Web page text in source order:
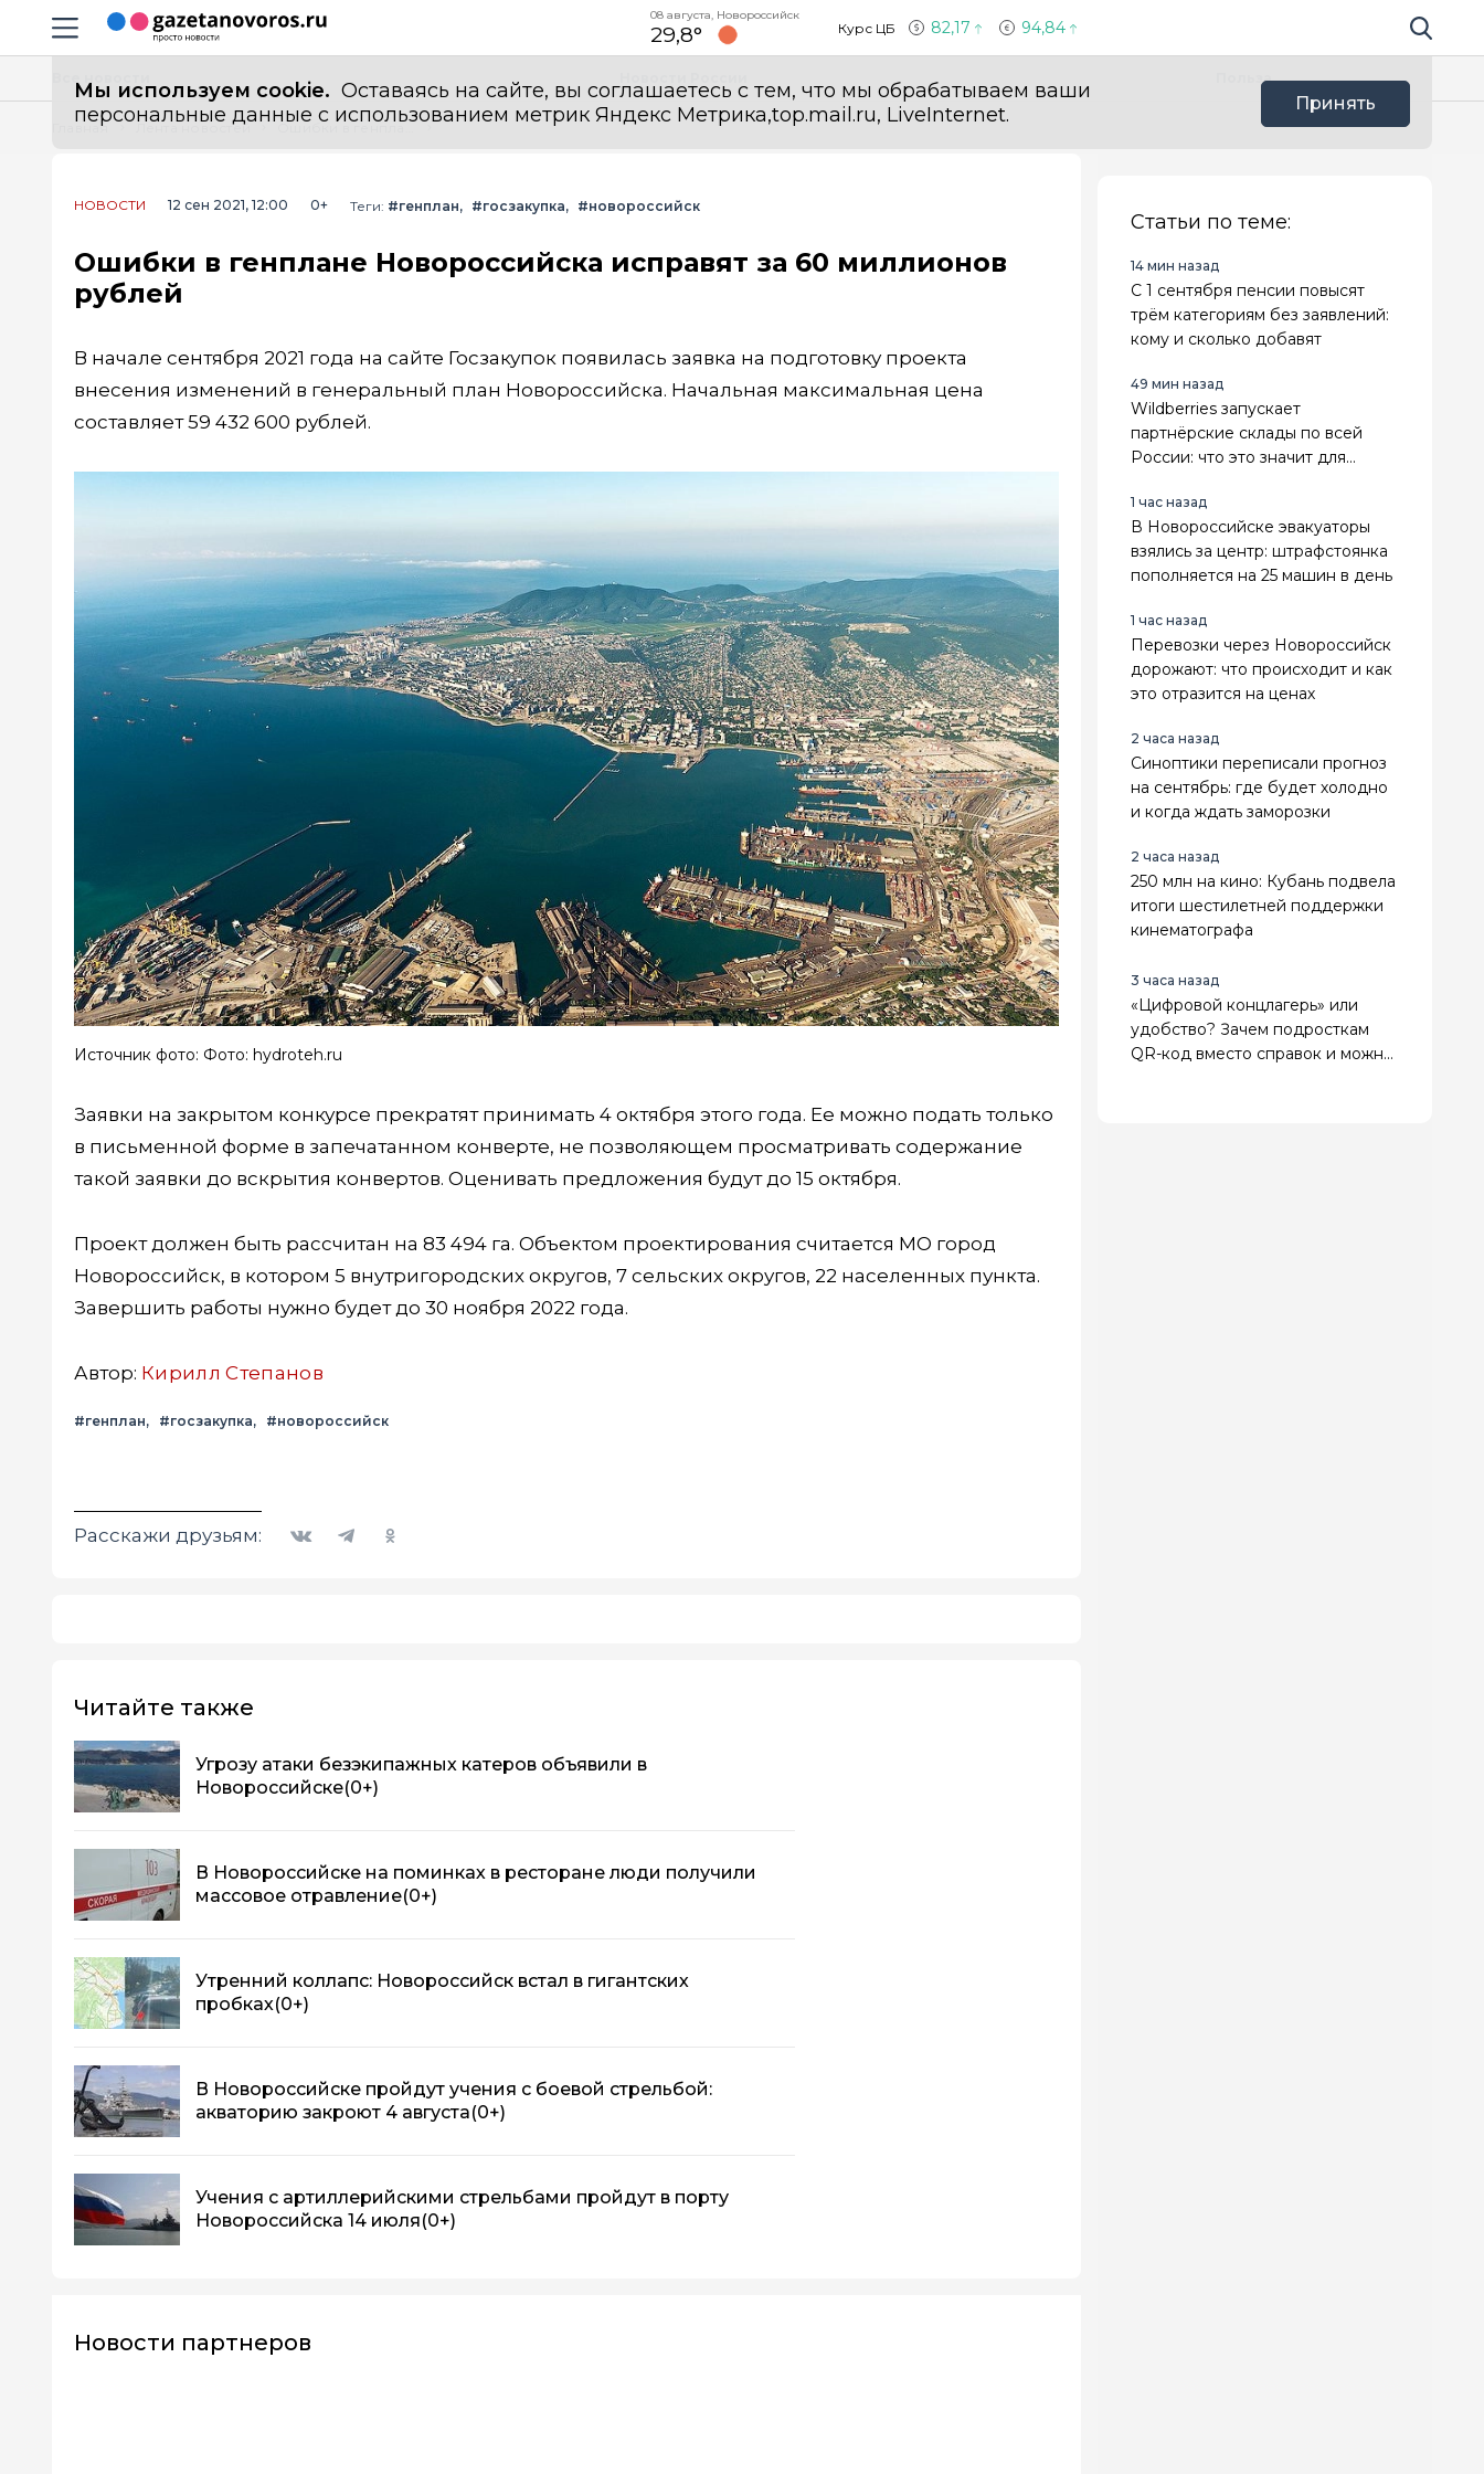
Навигация сайта
08 августа, Новороссийск
29,8° Курс ЦБ 82,17 94,84 Поиск по
Мы используем cookie. Оставаясь на сайте, вы соглашаетесь с тем, что мы обрабатываем ваши
персональные данные с использованием метрик Яндекс Метрика,top.mail.ru, LiveInternet.
Принять
Польза
Главная Лента новостей Ошибки в генплане Новороссийска исправят за 60 миллионов рублей
НОВОСТИ 12 сен 2021, 12:00 0+ Теги: #генплан #госзакупка #новороссийск
Ошибки в генплане Новороссийска исправят за 60 миллионов
рублей
В начале сентября 2021 года на сайте Госзакупок появилась заявка на подготовку проекта
внесения изменений в генеральный план Новороссийска. Начальная максимальная цена
составляет 59 432 600 рублей.
Источник фото: Фото: hydroteh.ru
Заявки на закрытом конкурсе прекратят принимать 4 октября этого года. Ее можно подать только
в письменной форме в запечатанном конверте, не позволяющем просматривать содержание
такой заявки до вскрытия конвертов. Оценивать предложения будут до 15 октября.
Проект должен быть рассчитан на 83 494 га. Объектом проектирования считается МО город
Новороссийск, в котором 5 внутригородских округов, 7 сельских округов, 22 населенных пункта.
Завершить работы нужно будет до 30 ноября 2022 года.
Автор: Кирилл Степанов
#генплан #госзакупка #новороссийск
Расскажи друзьям:
Читайте также
Угрозу атаки безэкипажных катеров объявили в
Новороссийске(0+)
В Новороссийске на поминках в ресторане люди получили
массовое отравление(0+)
Утренний коллапс: Новороссийск встал в гигантских
пробках(0+)
В Новороссийске пройдут учения с боевой стрельбой:
акваторию закроют 4 августа(0+)
Учения с артиллерийскими стрельбами пройдут в порту
Новороссийска 14 июля(0+)
Новости партнеров
Статьи по теме:
14 мин назад
С 1 сентября пенсии повысят
трём категориям без заявлений:
кому и сколько добавят
49 мин назад
Wildberries запускает
партнёрские склады по всей
России: что это значит для
1 час назад
В Новороссийске эвакуаторы
взялись за центр: штрафстоянка
пополняется на 25 машин в день
1 час назад
Перевозки через Новороссийск
дорожают: что происходит и как
это отразится на ценах
2 часа назад
Синоптики переписали прогноз
на сентябрь: где будет холодно
и когда ждать заморозки
2 часа назад
250 млн на кино: Кубань подвела
итоги шестилетней поддержки
кинематографа
3 часа назад
«Цифровой концлагерь» или
удобство? Зачем подросткам
QR-код вместо справок и можно